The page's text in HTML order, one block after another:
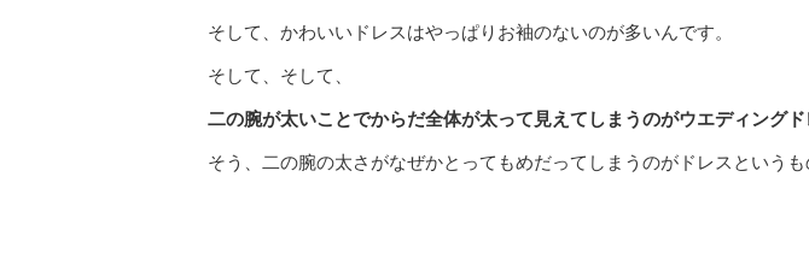
そして、かわいいドレスはやっぱりお袖のないのが多いんです。
そして、そして、
二の腕が太いことでからだ全体が太って見えてしまうのがウエディングド
そう、二の腕の太さがなぜかとってもめだってしまうのがドレスというも